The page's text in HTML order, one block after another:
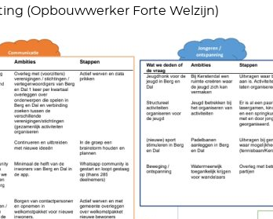
(Opbouwwerker Forte Welzijn)